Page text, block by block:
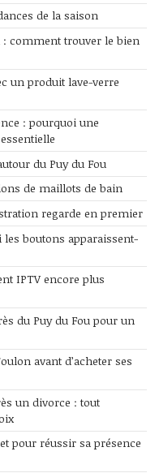
de la saison
: comment trouver le bien
un produit lave-verre
: pourquoi une
du Puy du Fou
de maillots de bain
regarde en premier
boutons apparaissent-
IPTV encore plus
du Puy du Fou pour un
avant d’acheter ses
un divorce : tout
pour réussir sa présence